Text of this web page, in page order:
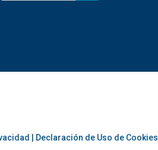
Declaración de Uso de Cookies